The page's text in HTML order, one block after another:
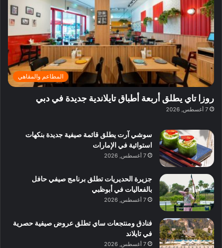
ا
ل
د
ا
ئ
ر
ب
ي
ي
ق
ل
ب
ي
:
ا
ش
ا
ف
ع
ل
و
ط
المطاعم والمقاهي
روزا تاي يطلق أربعة أطباق تايلاندية جديدة في دبي
7 أغسطس, 2026
سوشي آرت يطلق قائمة صيفية جديدة بنكهات
استوائية في الإمارات
7 أغسطس, 2026
جزيرة الحديريات تطلق برنامج صيفي حافل
بالفعاليات في أبوظبي
7 أغسطس, 2026
فنادق ومنتجعات ساي تطلق عروض صيفية حصرية
في تايلاند
7 أغسطس, 2026